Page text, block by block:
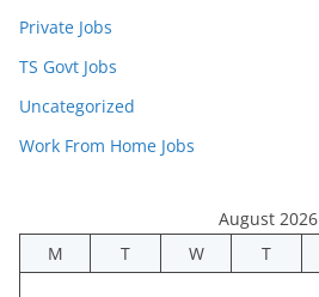
Private Jobs
TS Govt Jobs
Uncategorized
Work From Home Jobs
August 2026
M
T W T